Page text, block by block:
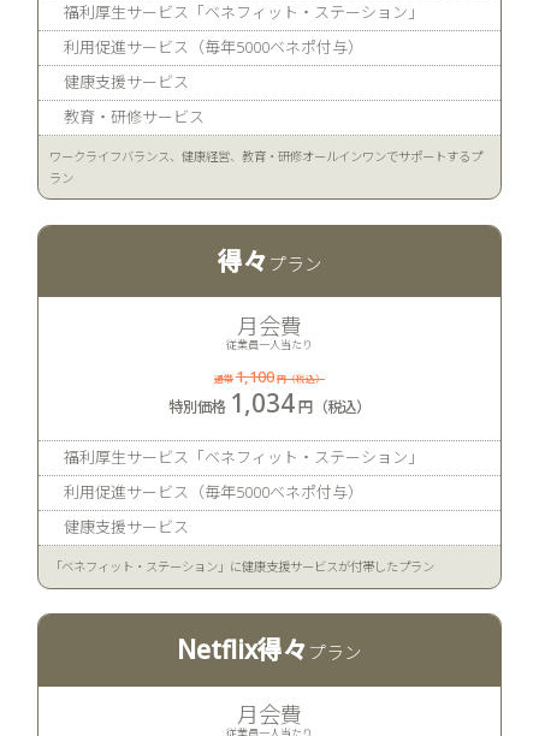
福利厚生サービス「ベネフィット・ステーション」
利用促進サービス（毎年5000ベネポ付与）
健康支援サービス
教育・研修サービス
ワークライフバランス、健康経営、教育・研修オールインワンでサポートするプ
ラン
得々
月会費
従業員一人当たり
1,100
1,034
福利厚生サービス「ベネフィット・ステーション」
利用促進サービス（毎年5000ベネポ付与）
健康支援サービス
「ベネフィット・ステーション」に健康支援サービスが付帯したプラン
Netflix得々
月会費